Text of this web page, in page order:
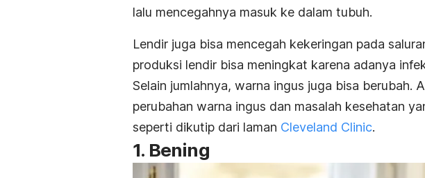
lalu mencegahnya masuk ke dalam tubuh.
Lendir juga bisa mencegah kekeringan pada
produksi lendir bisa meningkat karena adanya
Selain jumlahnya, warna ingus juga bisa berubah.
perubahan warna ingus dan masalah kesehatan
seperti dikutip dari laman Cleveland Clinic.
1. Bening